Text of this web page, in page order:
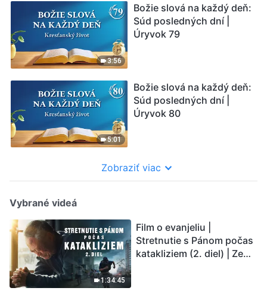
3:56
Božie slová na každý deň:
Súd posledných dní |
Úryvok 79
5:01
Božie slová na každý deň:
Súd posledných dní |
Úryvok 80
Zobraziť viac
Vybrané videá
1:34:45
Film o evanjeliu |
Stretnutie s Pánom počas
katakliziem (2. diel) | Zem